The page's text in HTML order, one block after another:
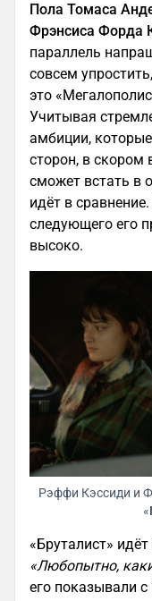
Пола Томаса
Фрэнсиса Форда
параллель
совсем
это
Учитывая
амбиции,
сторон, в скором
сможет встать в
идёт в
следующего его
высоко.
Рэффи Кэссиди и
«Бруталист»
«Любопытно,
его показывали